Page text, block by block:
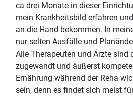
ca drei Monate in dieser
mein Krankheitsbild erfahren
an die Hand bekommen. In
nur selten Ausfälle und
Alle Therapeuten und Ärzte sind
zugewandt und äußerst
Ernährung während der Reha
sein, denn es findet sich meist